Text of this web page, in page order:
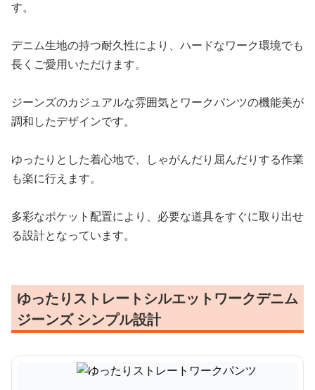
す。
デニム生地の持つ耐久性により、ハードなワーク環境でも
長くご愛用いただけます。
ジーンズのカジュアルな雰囲気とワークパンツの機能美が
調和したデザインです。
ゆったりとした着心地で、しゃがんだり屈んだりする作業
も楽に行えます。
多彩なポケット配置により、必要な道具をすぐに取り出せ
る設計となっています。
ゆったりストレートシルエットワークデニム
ジーンズ シンプル設計